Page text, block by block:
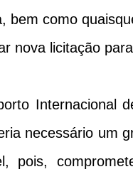
bem como
nova licitação
Internacional
necessário um
pois,